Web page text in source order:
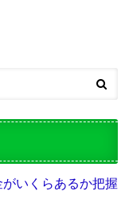
いくらあるか把握